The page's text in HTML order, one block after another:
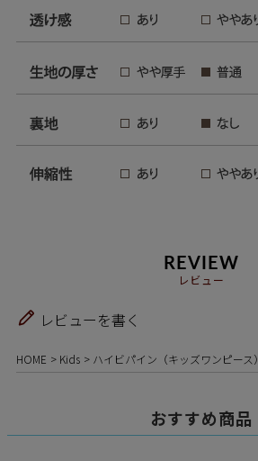
REVIEW
レビュー
レビューを書く
HOME Kids ハイビパイン（キッズワンピース）
おすすめ商品